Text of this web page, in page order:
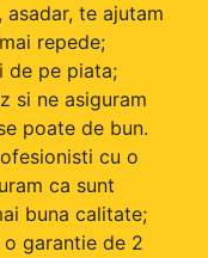
te ajutam
repede;
de pe piata;
si ne asiguram
poate de bun.
cu o
ca sunt
buna calitate;
garantie de 2